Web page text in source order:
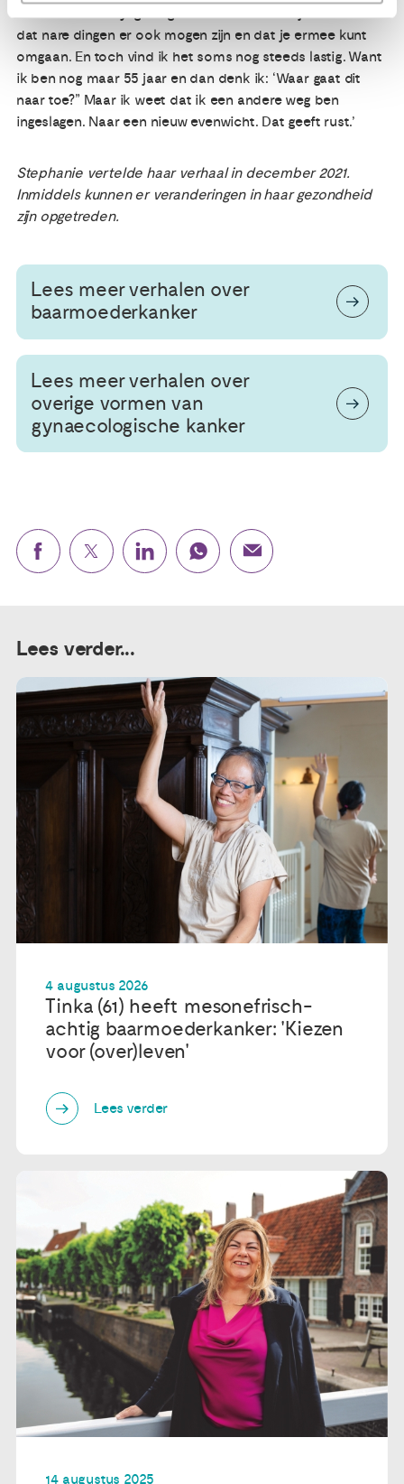
kort ben ik met yoga begonnen. Dat is heel fijn. Je leert
dat nare dingen er ook mogen zijn en dat je ermee kunt
omgaan. En toch vind ik het soms nog steeds lastig. Want
ik ben nog maar 55 jaar en dan denk ik: ‘Waar gaat dit
naar toe?” Maar ik weet dat ik een andere weg ben
ingeslagen. Naar een nieuw evenwicht. Dat geeft rust.’
Stephanie vertelde haar verhaal in december 2021.
Inmiddels kunnen er veranderingen in haar gezondheid
zijn opgetreden.
Lees meer verhalen over
baarmoederkanker
Lees meer verhalen over
overige vormen van
gynaecologische kanker
Lees verder...
4 augustus 2026
Tinka (61) heeft mesonefrisch-
achtig baarmoederkanker: 'Kiezen
voor (over)leven'
Lees verder
14 augustus 2025